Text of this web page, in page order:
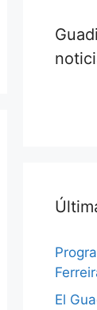
El